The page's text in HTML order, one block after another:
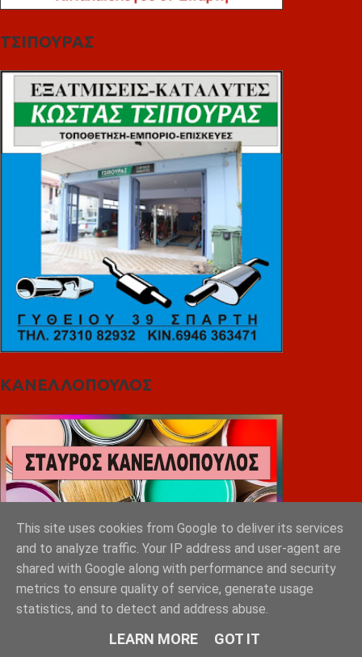
ΤΣΙΠΟΥΡΑΣ
ΚΑΝΕΛΛΟΠΟΥΛΟΣ
This site uses cookies from Google to deliver its services
and to analyze traffic. Your IP address and user-agent are
shared with Google along with performance and security
metrics to ensure quality of service, generate usage
statistics, and to detect and address abuse.
LEARN MORE GOT IT